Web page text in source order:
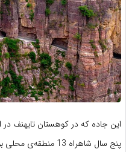
این جاده که در کوهستان تایهنف